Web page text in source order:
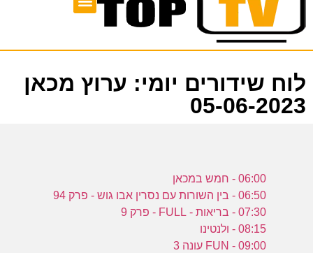
לוח שידורים יומי: ערוץ מכאן
05-06-2023
06:00 - חמש במכאן
06:50 - בין השורות עם נסרין אבו גוש - פרק 94
07:30 - בריאות - FULL - פרק 9
08:15 - ולנטינו
09:00 - FUN עונה 3